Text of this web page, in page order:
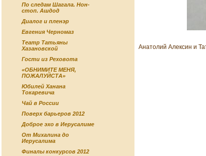
По следам Шагала. Нон-
стоп. Ашдод
Диалог и пленэр
Евгения Черномаз
Театр Татьяны
Хазановской
Гости из Реховота
«ОБНИМИТЕ МЕНЯ,
ПОЖАЛУЙСТА»
Юбилей Ханана
Токаревича
Чай в России
Поверх барьеров 2012
Доброе эхо в Иерусалиме
От Михалина до
Иерусалима
Финалы конкурсов 2012
Анатолий Алексин и